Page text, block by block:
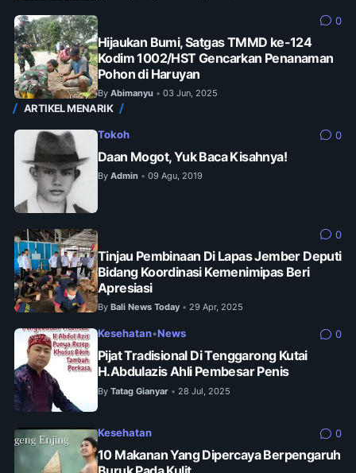
0
Hijaukan Bumi, Satgas TMMD ke-124
Kodim 1002/HST Gencarkan Penanaman
Pohon di Haruyan
By Abimanyu • 03 Jun, 2025
ARTIKEL MENARIK
Tokoh 0
Daan Mogot, Yuk Baca Kisahnya!
By Admin • 09 Agu, 2019
0
Tinjau Pembinaan Di Lapas Jember Deputi
Bidang Koordinasi Kemenimipas Beri
Apresiasi
By Bali News Today • 29 Apr, 2025
Kesehatan•News 0
Pijat Tradisional Di Tenggarong Kutai
H.Abdulazis Ahli Pembesar Penis
By Tatag Gianyar • 28 Jul, 2025
Kesehatan 0
10 Makanan Yang Dipercaya Berpengaruh